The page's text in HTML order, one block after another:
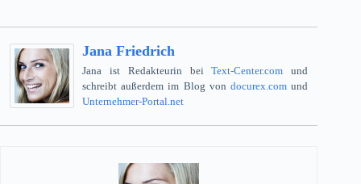
Jana Friedrich
Jana ist Redakteurin beiText-Center.com und
schreibt außerdem im Blog vondocurex.com und
Unternehmer-Portal.net